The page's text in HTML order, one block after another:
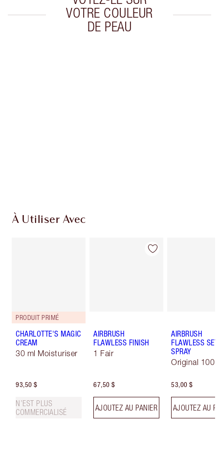
VOTRE COULEUR
DE PEAU
À Utiliser Avec
PRODUIT PRIMÉ
CHARLOTTE'S MAGIC
CREAM
30 ml Moisturiser
93,50 $
N’EST PLUS
COMMERCIALISÉ
AIRBRUSH
FLAWLESS FINISH
1 Fair
67,50 $
AJOUTEZ AU PANIER
AIRBRUSH
FLAWLESS
SPRAY
Original 100
53,00 $
AJOUTEZ AU